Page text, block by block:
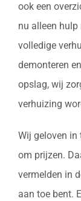
ook een
nu alleen
volledige
demonteren
opslag, wij
verhuizing
Wij geloven in
om prijzen.
vermelden in
aan toe bent.